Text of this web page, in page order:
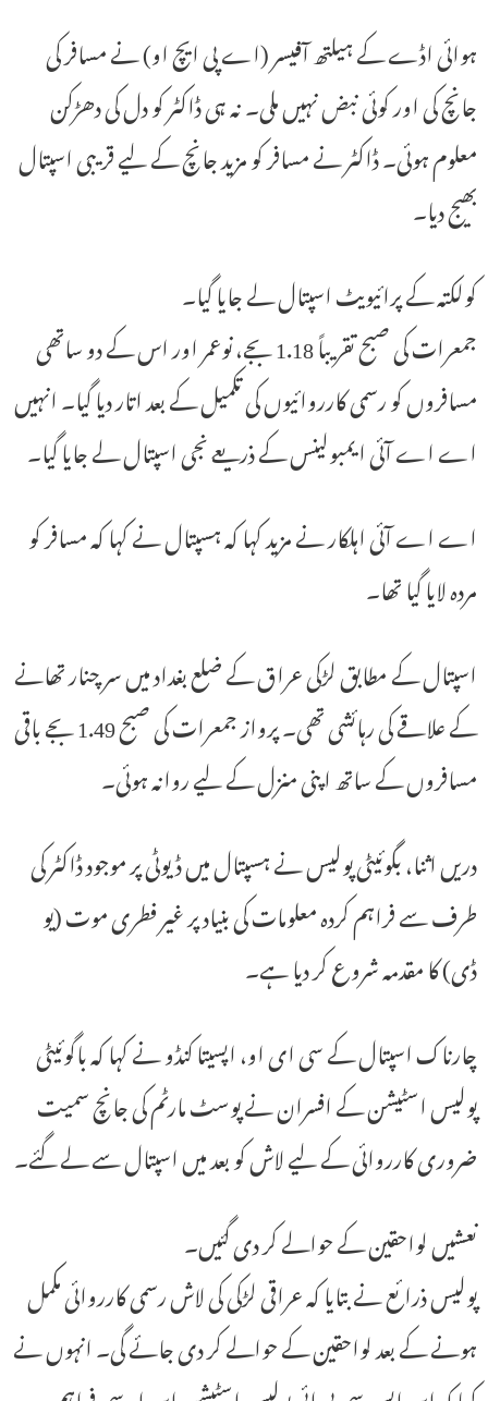
ہوائی اڈے کے ہیلتھ آفیسر (اے پی ایچ او) نے مسافر کی
جانچ کی اور کوئی نبض نہیں ملی۔ نہ ہی ڈاکٹر کو دل کی دھڑکن
معلوم ہوئی۔ ڈاکٹر نے مسافر کو مزید جانچ کے لیے قریبی اسپتال
بھیج دیا۔
کولکتہ کے پرائیویٹ اسپتال لے جایا گیا۔
جمعرات کی صبح تقریباً 1.18 بجے، نوعمر اور اس کے دو ساتھی
مسافروں کو رسمی کارروائیوں کی تکمیل کے بعد اتار دیا گیا۔ انہیں
اے اے آئی ایمبولینس کے ذریعے نجی اسپتال لے جایا گیا۔
اے اے آئی اہلکار نے مزید کہا کہ ہسپتال نے کہا کہ مسافر کو
مردہ لایا گیا تھا۔
اسپتال کے مطابق لڑکی عراق کے ضلع بغداد میں سر چنار تھانے
کے علاقے کی رہائشی تھی۔ پرواز جمعرات کی صبح 1.49 بجے باقی
مسافروں کے ساتھ اپنی منزل کے لیے روانہ ہوئی۔
دریں اثنا، بگوئیٹی پولیس نے ہسپتال میں ڈیوٹی پر موجود ڈاکٹر کی
طرف سے فراہم کردہ معلومات کی بنیاد پر غیر فطری موت (یو
ڈی) کا مقدمہ شروع کر دیا ہے۔
چارناک اسپتال کے سی ای او، اپسیتا کنڈو نے کہا کہ باگوئیٹی
پولیس اسٹیشن کے افسران نے پوسٹ مارٹم کی جانچ سمیت
ضروری کارروائی کے لیے لاش کو بعد میں اسپتال سے لے گئے۔
نعشیں لواحقین کے حوالے کر دی گئیں۔
پولیس ذرائع نے بتایا کہ عراقی لڑکی کی لاش رسمی کارروائی مکمل
ہونے کے بعد لواحقین کے حوالے کر دی جائے گی۔ انہوں نے